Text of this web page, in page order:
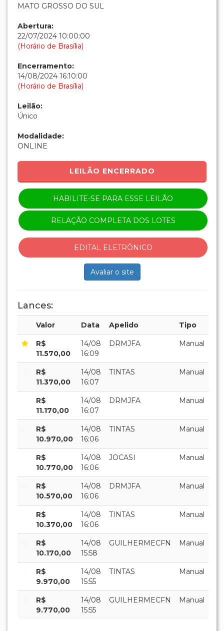
MATO GROSSO DO SUL
Abertura:
22/07/2024 10:00:00
(Horário de Brasília)
Encerramento:
14/08/2024 16:10:00
(Horário de Brasília)
Leilão:
Único
Modalidade:
ONLINE
LEILÃO ENCERRADO
HABILITE-SE PARA ESSE LEILÃO
RELAÇÃO COMPLETA DOS LOTES
EDITAL ELETRÔNICO
Avaliar o site
Lances:
Valor Data Apelido Tipo
R$
11.570,00
14/08
16:09
DRMJFA Manual
R$
11.370,00
14/08
16:07
TINTAS Manual
R$
11.170,00
14/08
16:07
DRMJFA Manual
R$
10.970,00
14/08
16:06
TINTAS Manual
R$
10.770,00
14/08
16:06
JOCASI Manual
R$
10.570,00
14/08
16:06
DRMJFA Manual
R$
10.370,00
14/08
16:06
TINTAS Manual
R$
10.170,00
14/08
15:58
GUILHERMECFN Manual
R$
9.970,00
14/08
15:55
TINTAS Manual
R$
9.770,00
14/08
15:55
GUILHERMECFN Manual